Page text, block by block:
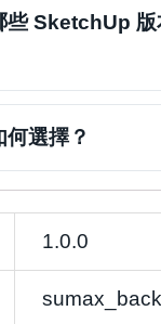
些 SketchUp 版
何選擇？
1.0.0